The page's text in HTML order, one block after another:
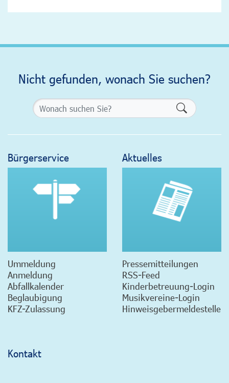
Nicht gefunden, wonach Sie suchen?
Bürgerservice
Ummeldung
Anmeldung
Abfallkalender
Beglaubigung
KFZ-Zulassung
Aktuelles
Pressemitteilungen
RSS-Feed
Kinderbetreuung-Login
Musikvereine-Login
Hinweisgebermeldestelle
Kontakt